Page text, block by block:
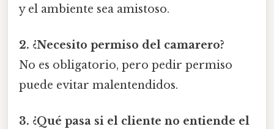
y el ambiente sea amistoso.
2. ¿Necesito permiso del camarero?
No es obligatorio, pero pedir permiso
puede evitar malentendidos.
3. ¿Qué pasa si el cliente no entiende el